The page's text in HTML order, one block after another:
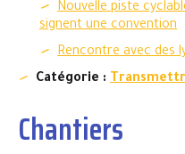
Nouvelle piste
signent une convention
Rencontre avec des
Catégorie :
Chantiers